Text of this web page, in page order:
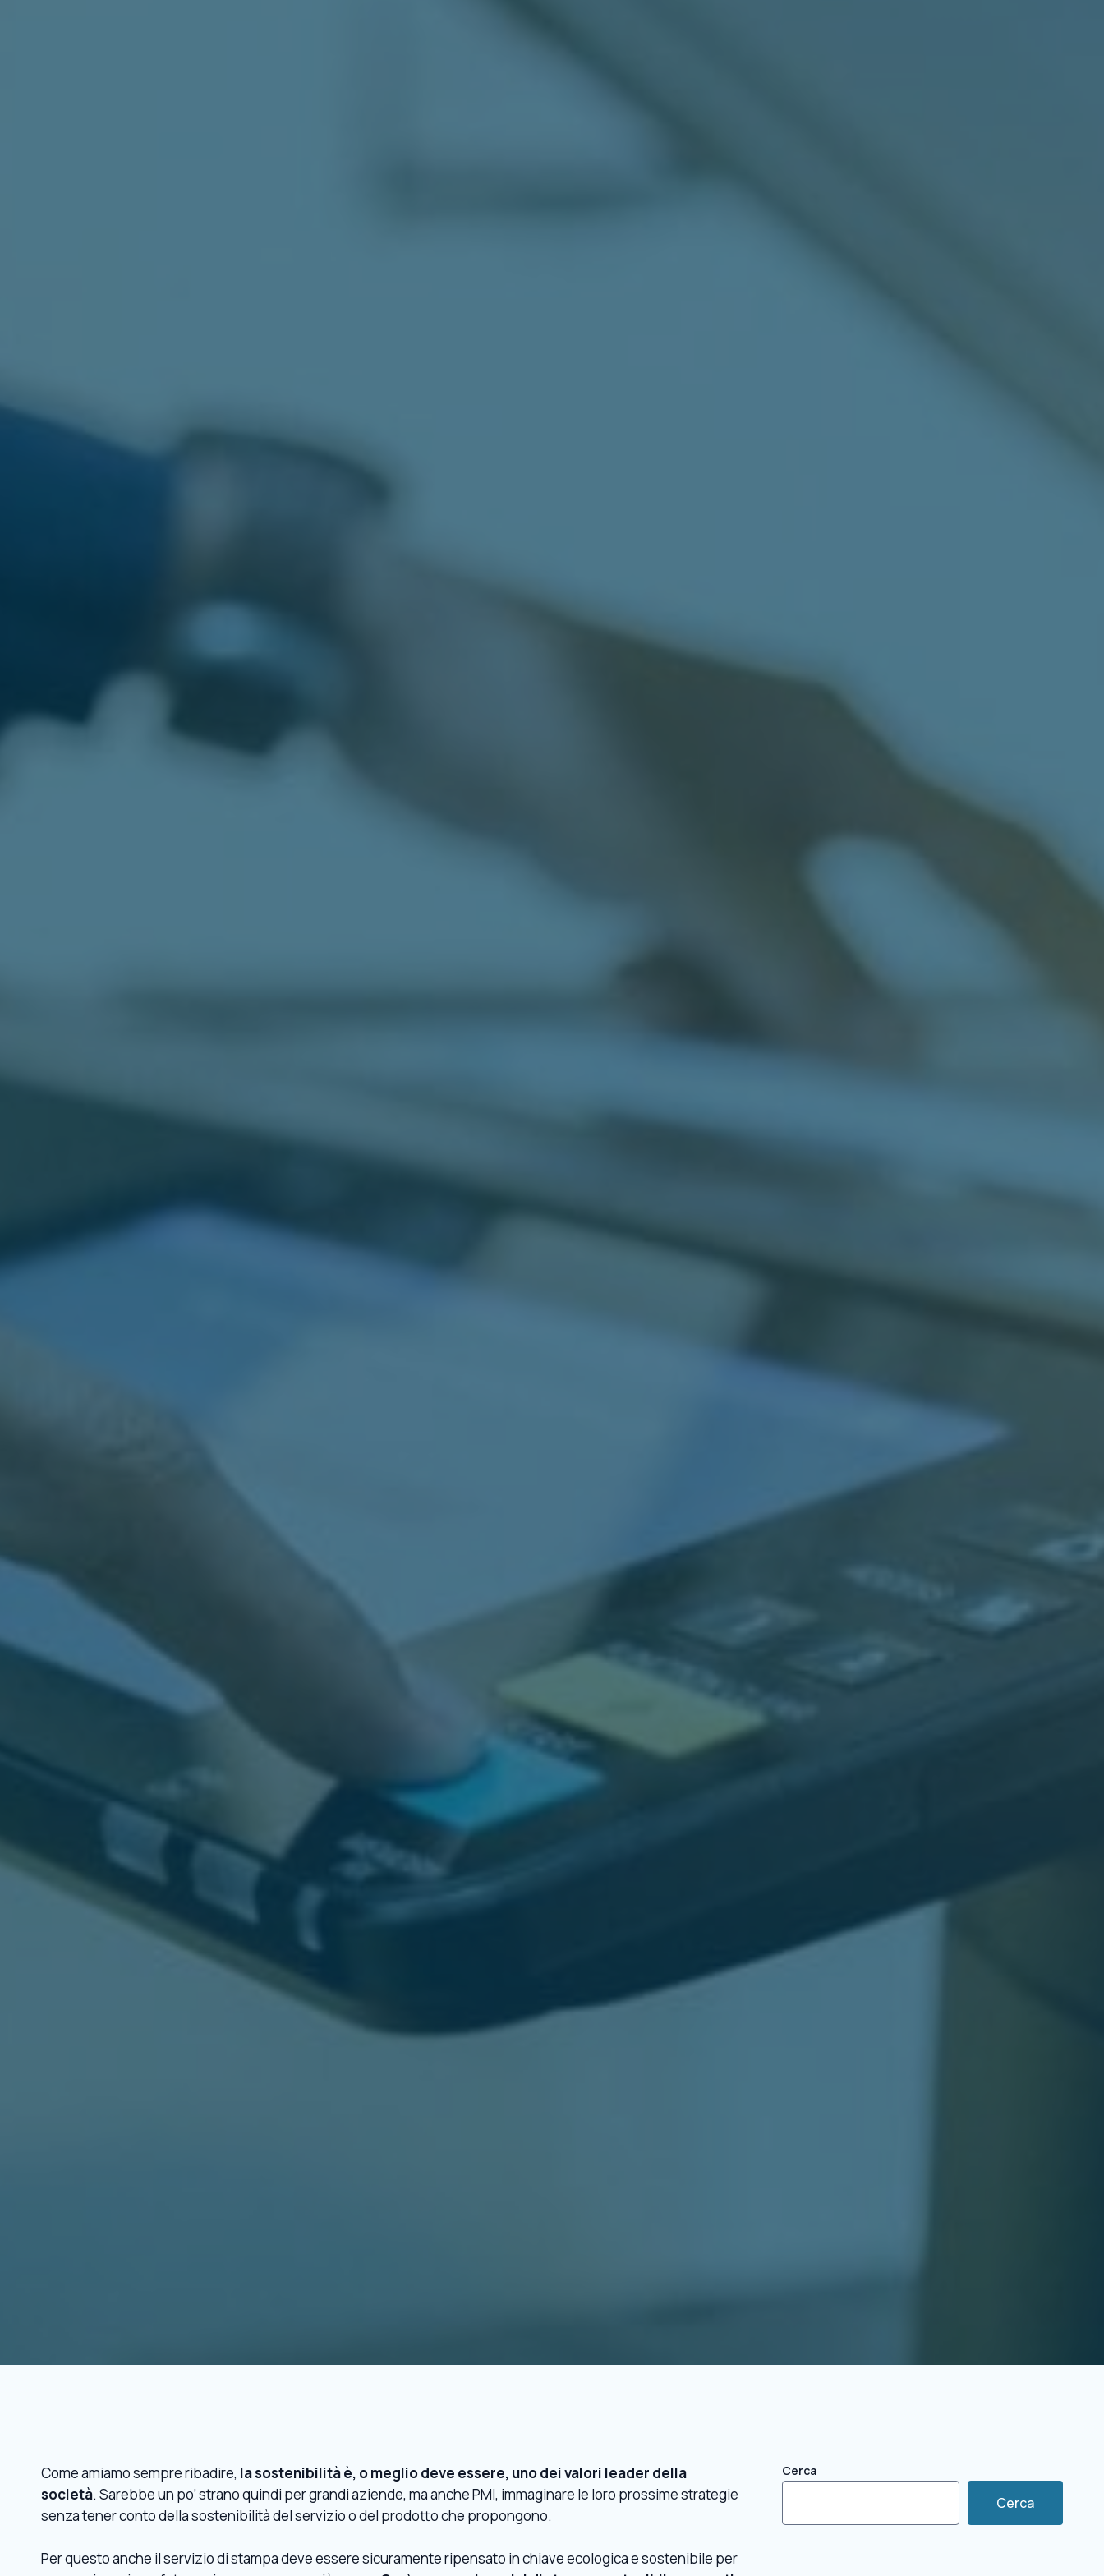
Come amiamo sempre ribadire, la sostenibilità è, o meglio deve essere, uno dei valori leader della
società. Sarebbe un po’ strano quindi per grandi aziende, ma anche PMI, immaginare le loro prossime strategie
senza tener conto della sostenibilità del servizio o del prodotto che propongono.
Per questo anche il servizio di stampa deve essere sicuramente ripensato in chiave ecologica e sostenibile per
Cerca
Cerca